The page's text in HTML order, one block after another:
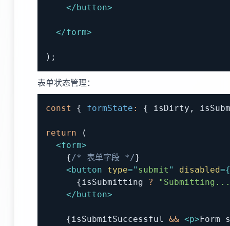
</button>
</form>
) ;
表单状态管理：
const { formState : { isDirty ,
return
(
<form>
{/* 表单字段 */}
<button type=" submit " disabled={
{isSubmitting ?
</button>
{isSubmitSuccessful && <p>Form